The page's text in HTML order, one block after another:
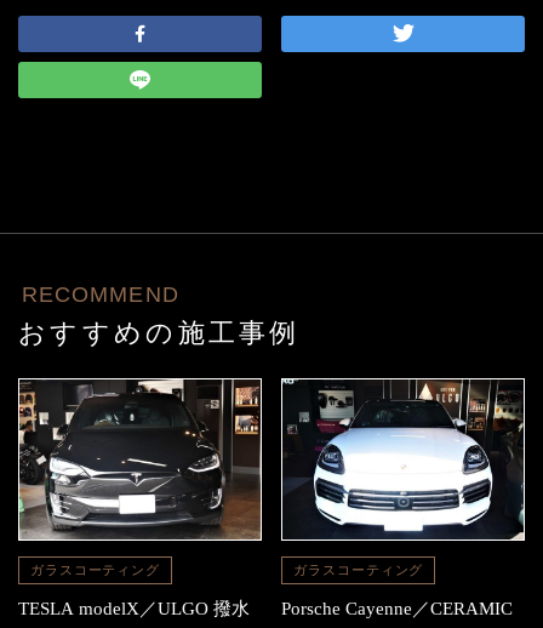
RECOMMEND
おすすめの施工事例
ガラスコーティング
TESLA modelX／ULGO 撥水
ガラスコーティング
Porsche Cayenne／CERAMIC